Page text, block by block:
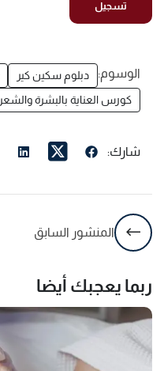
الوسوم: دبلوم سكين كير
كورس العناية بالبشرة والشعر
شارك:
المنشور السابق
ربما يعجبك أيضا